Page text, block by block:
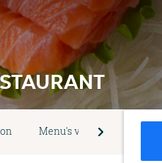
Menu's voor twee personen